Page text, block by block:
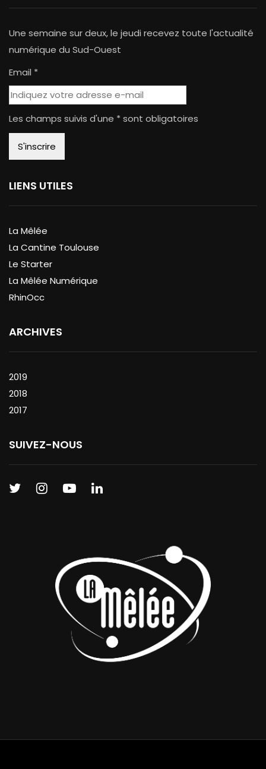
Une semaine sur deux, le jeudi recevez toute l'actualité
numérique du Sud-Ouest
Email *
Les champs suivis d'une * sont obligatoires
LIENS UTILES
La Mêlée
La Cantine Toulouse
Le Starter
La Mêlée Numérique
RhinOcc
ARCHIVES
2019
2018
2017
SUIVEZ-NOUS